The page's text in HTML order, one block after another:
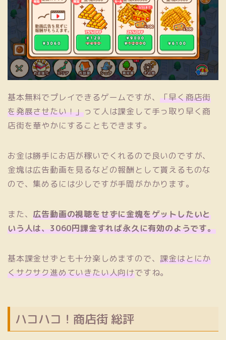
基本無料でプレイできるゲームですが、「早く商店街
を発展させたい！」って人は課金して手っ取り早く商
店街を華やかにすることもできます。
お金は勝手にお店が稼いでくれるので良いのですが、
金塊は広告動画を見るなどの報酬として貰えるものな
ので、集めるには少しですが手間がかかります。
また、広告動画の視聴をせずに金塊をゲットしたいと
いう人は、3060円課金すれば永久に有効のようです。
基本課金せずとも十分楽しめますので、課金はとにか
くサクサク進めていきたい人向けですね。
ハコハコ！商店街 総評